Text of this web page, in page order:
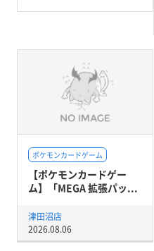
ポケモンカードゲーム
【ポケモンカードゲー
ム】「MEGA 拡張パッ...
津田沼店
2026.08.06